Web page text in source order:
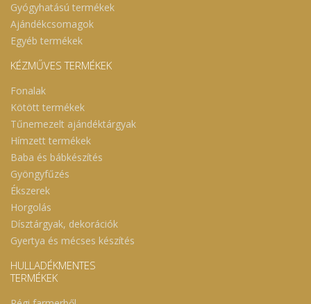
Gyógyhatású termékek
Ajándékcsomagok
Egyéb termékek
KÉZMŰVES TERMÉKEK
Fonalak
Kötött termékek
Tűnemezelt ajándéktárgyak
Hímzett termékek
Baba és bábkészítés
Gyöngyfűzés
Ékszerek
Horgolás
Dísztárgyak, dekorációk
Gyertya és mécses készítés
HULLADÉKMENTES
TERMÉKEK